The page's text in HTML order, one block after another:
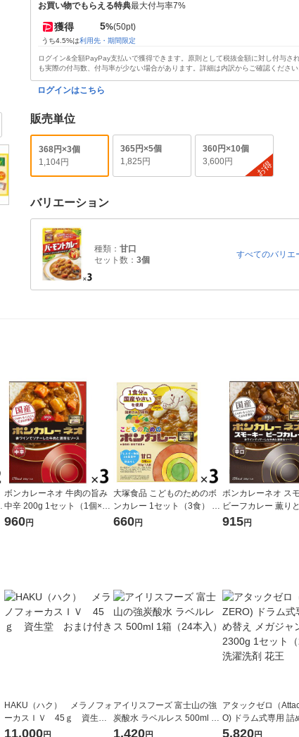
お買い物でもらえる特典最大付与率7%
獲得 5%(50pt)
うち4.5%は利用先・期間限定
ログイン&全額PayPay支払いで獲得できます。原則として税抜金額に対し付与さ
も実際の付与数、付与率が少ない場合があります。詳細は内訳からご確認ください
ログインはこちら
販売単位
368円×3個
1,104円
365円×5個
1,825円
360円×10個
3,600円
お得
バリエーション
種類： 甘口
セット数： 3個
すべてのバリエ
ボンカレーネオ 牛肉の旨み
中辛 200g 1セット（1個×
3）大塚食品 レトルトカレー
960円
大塚食品 こどものためのボ
ンカレー 1セット（3食） レ
ンジ対応
660円
ボンカレーネオ ス
ビーフカレー 薫り
口 1セット（1個（
915円
HAKU（ハク） メラノフォ
ーカスＩＶ 45ｇ 資生
堂 おまけ付き
11,000円
アイリスフーズ 富士山の強
炭酸水 ラベルレス 500ml 1
箱（24本入）
1,420円
アタックゼロ（
O) ドラム式専用 詰
ガジャンボ 2300g 1
5,820円